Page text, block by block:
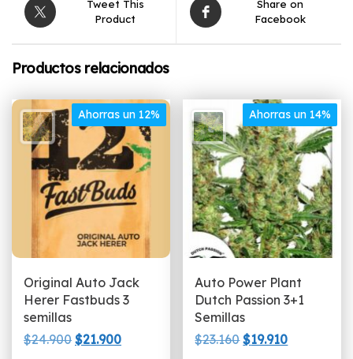
Tweet This
Product
Share on
Facebook
Productos relacionados
Ahorras un 12%
Original Auto Jack
Herer Fastbuds 3
semillas
$24.900 El
$21.900El
Ahorras un 14%
Auto Power Plant
Dutch Passion 3+1
Semillas
$23.160El
$19.910El